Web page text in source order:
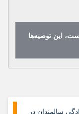
این توصیه‌ها
سالمندان در